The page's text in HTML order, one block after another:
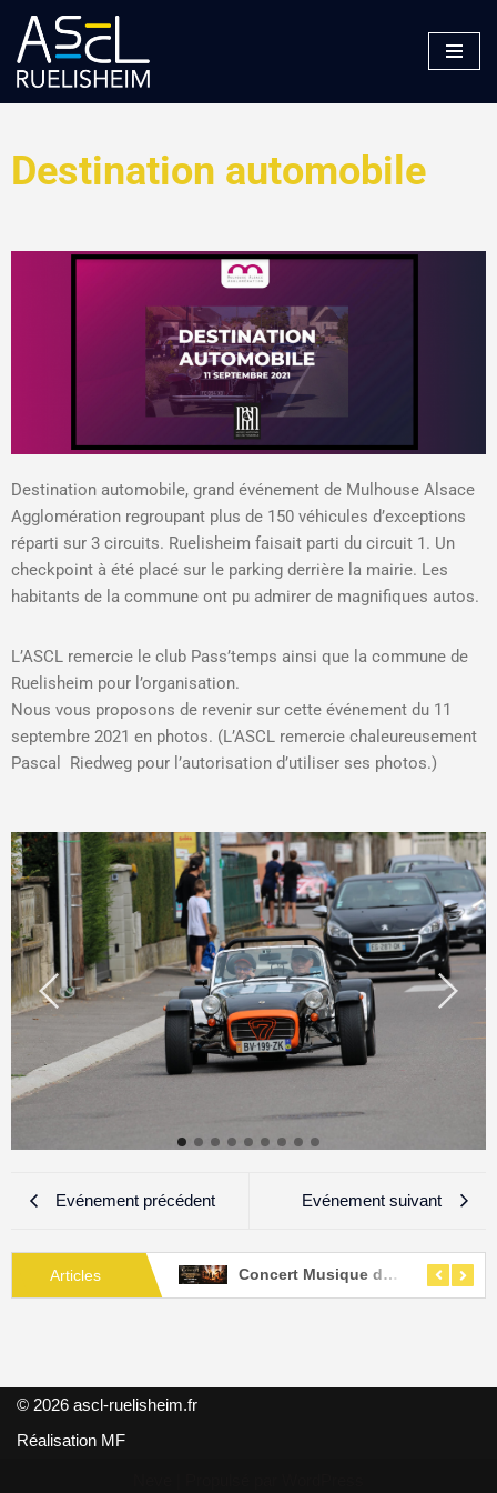
Aller
au
Destination automobile
Destination automobile, grand événement de Mulhouse Alsace
Agglomération regroupant plus de 150 véhicules d’exceptions
réparti sur 3 circuits. Ruelisheim faisait parti du circuit 1. Un
checkpoint à été placé sur le parking derrière la mairie. Les
habitants de la commune ont pu admirer de magnifiques autos.
L’ASCL remercie le club Pass’temps ainsi que la commune de
Ruelisheim pour l’organisation.
Nous vous proposons de revenir sur cette événement du 11
septembre 2021 en photos. (L’ASCL remercie chaleureusement
Pascal Riedweg pour l’autorisation d’utiliser ses photos.)
Evénement précédent Evénement suivant
Articles
TRICOLORE Concert Musique de Film
© 2026 ascl-ruelisheim.fr
Réalisation MF